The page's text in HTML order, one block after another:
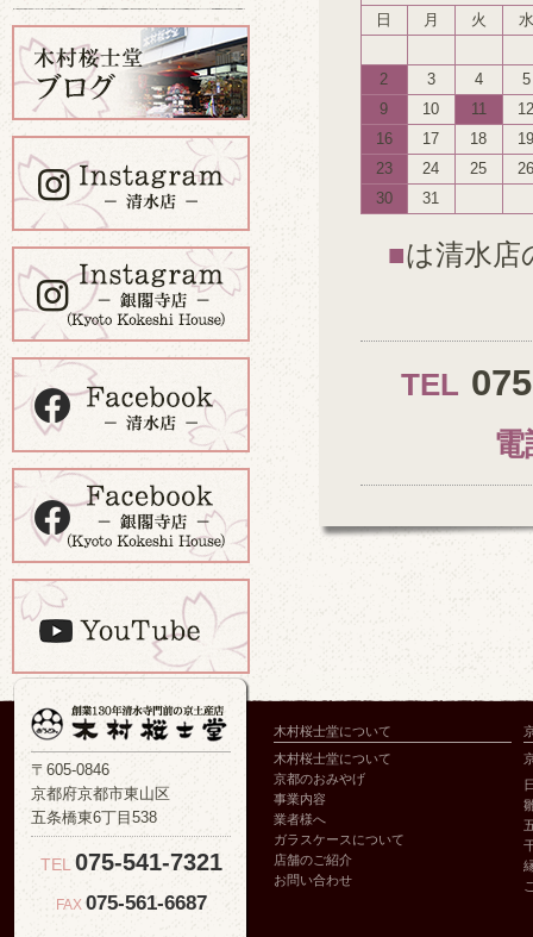
日
月 火 水
2 3 4
5
9
10 11
12
16
17 18
19
23
24 25
26
30
31
■は清水店
TEL
電
〒605-0846
京都府京都市東山区
五条橋東6丁目538
TEL 075-541-7321
FAX 075-561-6687
木村桜士堂について
木村桜士堂について
京都のおみやげ
事業内容
業者様へ
ガラスケースについて
店舗のご紹介
お問い合わせ